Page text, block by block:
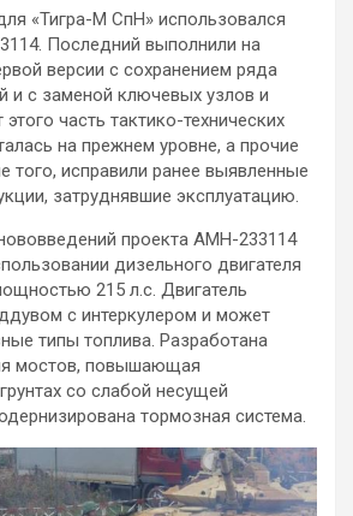
«Тигра-М СпН» использовался
Последний выполнили на
версии с сохранением ряда
и с заменой ключевых узлов и
этого часть тактико-технических
на прежнем уровне, а прочие
того, исправили ранее выявленные
затруднявшие эксплуатацию.
проекта АМН-233114
дизельного двигателя
215 л.с. Двигатель
с интеркулером и может
типы топлива. Разработана
мостов, повышающая
со слабой несущей
тормозная система.